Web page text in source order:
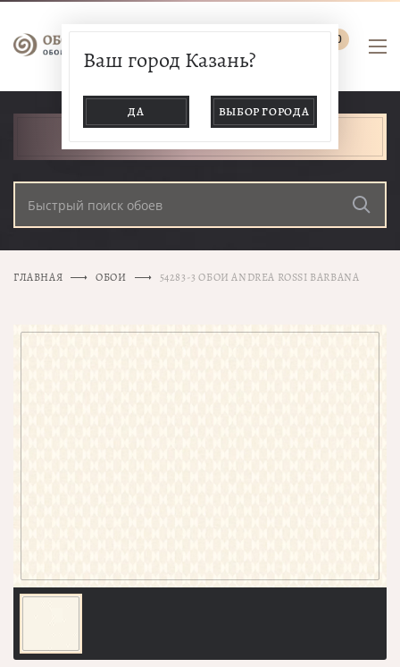
0
Ваш город Казань?
ДА ВЫБОР ГОРОДА
ГЛАВНАЯ ОБОИ 54283-3 ОБОИ ANDREA ROSSI BARBANA